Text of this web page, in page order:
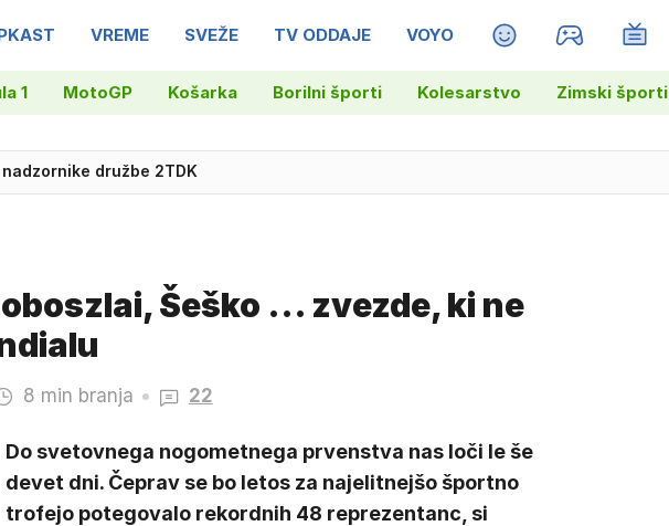
VREME SVEŽE TV ODDAJE VOYO MAGAZIN
1 MotoGP Košarka Borilni športi Kolesarstvo Zimski športi
družbe 2TDK
sprejem klicev 112 zagotovili 840.000 evrov
Šeško ... zvezde, ki ne
8 min branja 22
Do svetovnega nogometnega prvenstva nas loči le še
devet dni. Čeprav se bo letos za najelitnejšo športno
trofejo potegovalo rekordnih 48 reprezentanc, si